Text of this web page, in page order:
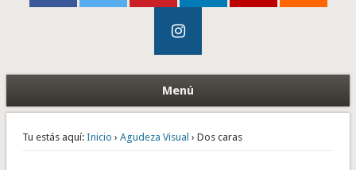
Menú
Tu estás aquí: Inicio › Agudeza Visual › Dos caras